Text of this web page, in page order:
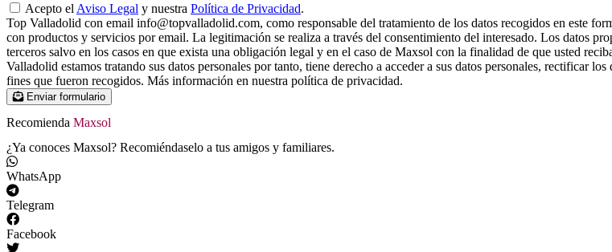
Acepto el Aviso Legal y nuestra Política de Privacidad.
Top Valladolid con email info@topvalladolid.com, como responsable del tratamiento de los datos recogidos en este
con productos y servicios por email. La legitimación se realiza a través del consentimiento del interesado. Los datos
terceros salvo en los casos en que exista una obligación legal y en el caso de Maxsol con la finalidad de que usted
Valladolid estamos tratando sus datos personales por tanto, tiene derecho a acceder a sus datos personales, rectificar
fines que fueron recogidos. Más información en nuestra política de privacidad.
Enviar formulario
Recomienda Maxsol
¿Ya conoces Maxsol? Recomiéndaselo a tus amigos y familiares.
WhatsApp
Telegram
Facebook